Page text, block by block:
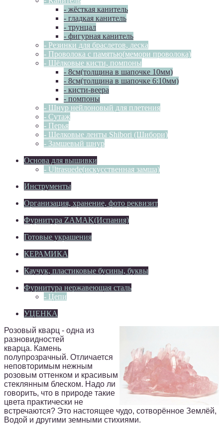
- жёсткая канитель
- гладкая канитель
- трунцал
- фигурная канитель
- Резинки для браслетов, леска
- Проволока с памятью(мемори проволока)
- Шёлковые кисти, помпоны
- 8см(толщина в шапочке 10мм)
- 8см(толщина в шапочке 6:10мм)
- кисти-веера
- помпоны
- Шнур нейлоновый для плетения
- Сутаж
- Перья
- Шелковые ленты Shibori (Шибори)
- Замшевый шнур
Основа для вышивки
- Ultrasuede(искусственная замша)
Инструменты
Организация, хранение, фото реквизит
Фурнитура ZAMAK(Испания)
Готовые украшения
КЕРАМИКА
Каучук, пластиковые бусины, буквы
Фурнитура нержавеющая сталь
- Цепи
УЦЕНКА
Розовый кварц - одна из
разновидностей
кварца. Камень
полупрозрачный. Отличается
неповторимым нежным
розовым оттенком и красивым
стеклянным блеском. Надо ли
говорить, что в природе такие
цвета практически не
встречаются? Это настоящее чудо, сотворённое Землёй,
Водой и другими земными стихиями.